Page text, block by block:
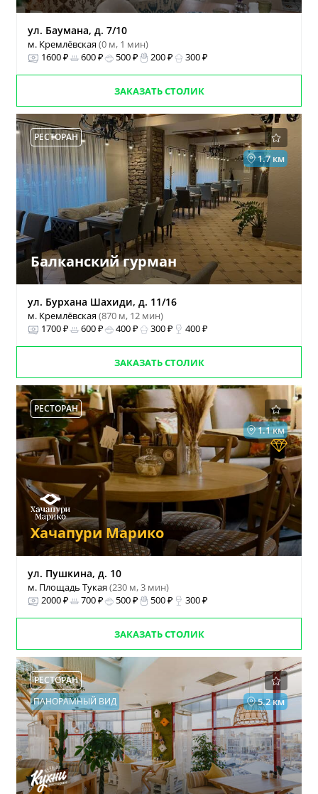
ул. Баумана, д. 7/10
м. Кремлёвская(0 м, 1 мин)
1600 ₽
600 ₽ 500 ₽ 200 ₽ 300 ₽
ЗАКАЗАТЬ СТОЛИК
РЕСТОРАН
1.7 км
Балканский гурман
ул. Бурхана Шахиди, д. 11/16
м. Кремлёвская(870 м, 12 мин)
1700 ₽
600 ₽ 400 ₽ 300 ₽ 400 ₽
ЗАКАЗАТЬ СТОЛИК
РЕСТОРАН
1.1 км
Хачапури Марико
ул. Пушкина, д. 10
м. Площадь Тукая(230 м, 3 мин)
2000 ₽
700 ₽ 500 ₽ 500 ₽ 300 ₽
ЗАКАЗАТЬ СТОЛИК
РЕСТОРАН
5.2 км
ПАНОРАМНЫЙ ВИД